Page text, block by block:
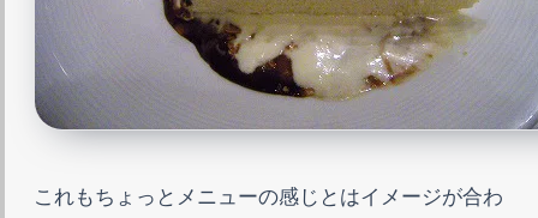
これもちょっとメニューの感じとはイメージが合わ